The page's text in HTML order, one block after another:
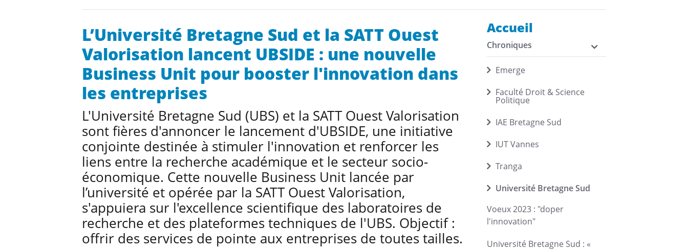
L’Université Bretagne Sud et la SATT Ouest
Valorisation lancent UBSIDE : une nouvelle
Business Unit pour booster l'innovation dans
les entreprises
L'Université Bretagne Sud (UBS) et la SATT Ouest Valorisation
sont fières d'annoncer le lancement d'UBSIDE, une initiative
conjointe destinée à stimuler l'innovation et renforcer les
liens entre la recherche académique et le secteur socio-
économique. Cette nouvelle Business Unit lancée par
l’université et opérée par la SATT Ouest Valorisation,
s'appuiera sur l'excellence scientifique des laboratoires de
recherche et des plateformes techniques de l'UBS. Objectif :
offrir des services de pointe aux entreprises de toutes tailles.
Accueil
Chroniques
Emerge
Faculté Droit & Science
Politique
IAE Bretagne Sud
IUT Vannes
Tranga
Université Bretagne Sud
Voeux 2023 : "doper
l'innovation"
Université Bretagne Sud : «